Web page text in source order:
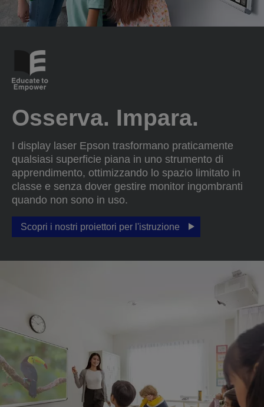
Osserva. Impara.
I display laser Epson trasformano praticamente
qualsiasi superficie piana in uno strumento di
apprendimento, ottimizzando lo spazio limitato in
classe e senza dover gestire monitor ingombranti
quando non sono in uso.
Scopri i nostri proiettori per l'istruzione